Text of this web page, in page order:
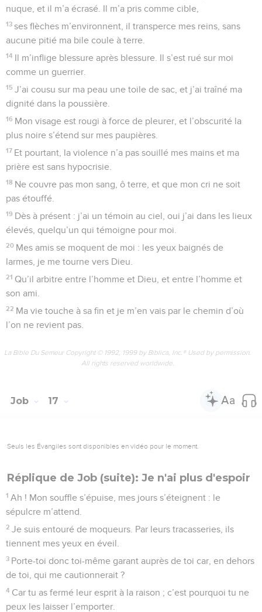
nuque, et il m’a écrasé. Il m’a pris comme cible,
13 ses flèches m’environnent, il transperce mes reins, sans
aucune pitié ma bile coule à terre.
14 Il m’inflige blessure après blessure. Il s’est rué sur moi
comme un guerrier.
15 J’ai cousu sur ma peau une toile de sac, et j’ai traîné ma
dignité dans la poussière.
16 Mon visage est rougi à force de pleurer, et l’obscurité la
plus noire s’étend sur mes paupières.
17 Et pourtant, la violence n’a pas souillé mes mains et ma
prière est sans hypocrisie.
18 Ne couvre pas mon sang, ô terre, et que mon cri ne soit
pas étouffé.
19 Dès à présent : j’ai un témoin au ciel, oui j’ai dans les lieux
élevés, quelqu’un qui témoigne pour moi.
20 Mes amis se moquent de moi : les yeux baignés de
larmes, je me tourne vers Dieu.
21 Qu’il arbitre entre l’homme et Dieu, et entre l’homme et
son ami.
22 Ma vie touche à sa fin et je m’en vais par le chemin d’où
l’on ne revient pas.
La Bible Du Semeur Copyright © 1992, 1999 by Biblica, Inc.® Used by permission.
All rights reserved worldwide.
Job 17
Seuls les Évangiles sont disponibles en vidéo pour le moment.
Réplique de Job (suite): Je n'ai plus d'espoir
1 Ah ! Mon souffle s’épuise, mes jours s’éteignent : le
sépulcre m’attend.
2 Je suis entouré de moqueurs. Par leurs tracasseries, ils
tiennent mes yeux en éveil.
3 Porte-toi donc toi-même garant auprès de toi car, en dehors
de toi, qui me cautionnerait ?
4 Car tu as fermé leur esprit à la raison ; c’est pourquoi tu ne
peux les laisser l’emporter.